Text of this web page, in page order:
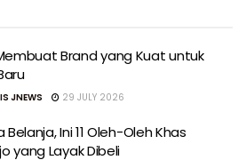
Brand yang Kuat untuk
JNEWS 29 JULY 2026
Ini 11 Oleh-Oleh Khas
yang Layak Dibeli